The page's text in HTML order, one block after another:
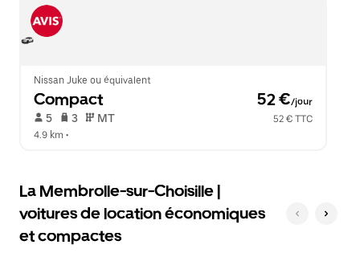
le
calendrier.
pour
fermer
Nissan Juke ou équivalent
Compact 52 €/jour
5 3 MT
52 € TTC
4.9 km •
La Membrolle-sur-Choisille |
voitures de location économiques
et compactes